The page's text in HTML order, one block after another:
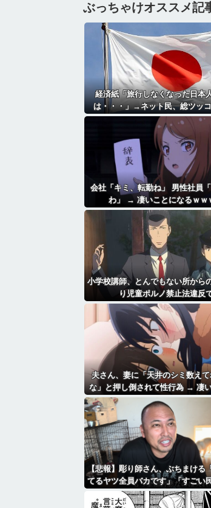
ぶっちゃけオススメ記
経済紙「旅行しなくなった日本
は・・・」→ネット民、総ツッ
因”を突き付ける
会社「キミ、転勤ね」 男性社員
わ」 → 凄いことになるｗｗ
小学校講師、とんでもない所から
り児童ポルノ禁止法違反
夫さん、妻に「天井のシミ数え
な」と押し倒されて性行為 → 凄
ｗｗｗｗ
【悲報】彫り師さん、ぶちまける
てるヤツ全員バカです」「すごい
「一言目でバカだなってわか